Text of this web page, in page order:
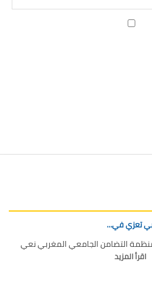
تعزي في…
التضامن الجامعي المغربي نعي
اقرأ المزيد